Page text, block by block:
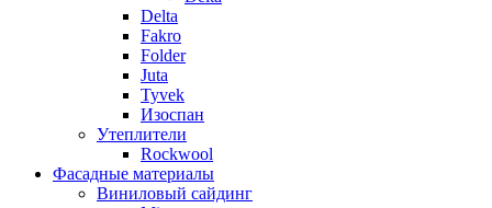
Delta
Fakro
Folder
Juta
Tyvek
Изоспан
Утеплители
Rockwool
Фасадные материалы
Виниловый сайдинг